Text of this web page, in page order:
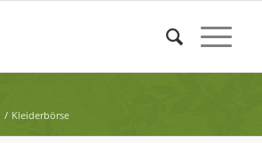
/ Kleiderbörse